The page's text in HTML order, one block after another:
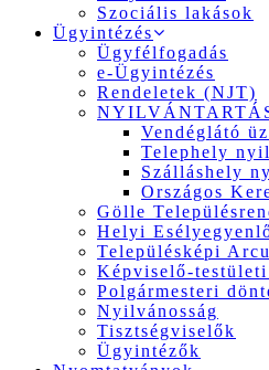
Szociális lakások
Ügyintézés
Ügyfélfogadás
e-Ügyintézés
Rendeletek (NJT)
Vendéglátó
Telephely
Szálláshely
Országos
Gölle
Helyi
Településképi
Képviselő-
Polgármesteri
Nyilvánosság
Tisztségviselők
Ügyintézők